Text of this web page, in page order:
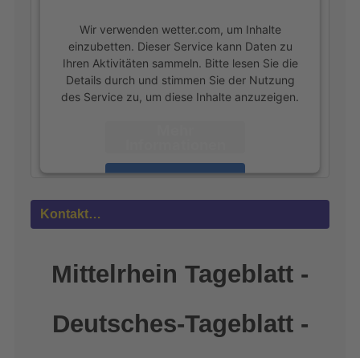
Wir verwenden wetter.com, um Inhalte
einzubetten. Dieser Service kann Daten zu
Ihren Aktivitäten sammeln. Bitte lesen Sie die
Details durch und stimmen Sie der Nutzung
des Service zu, um diese Inhalte anzuzeigen.
Akzeptieren
Kontakt…
Mittelrhein Tageblatt -
Deutsches-Tageblatt -